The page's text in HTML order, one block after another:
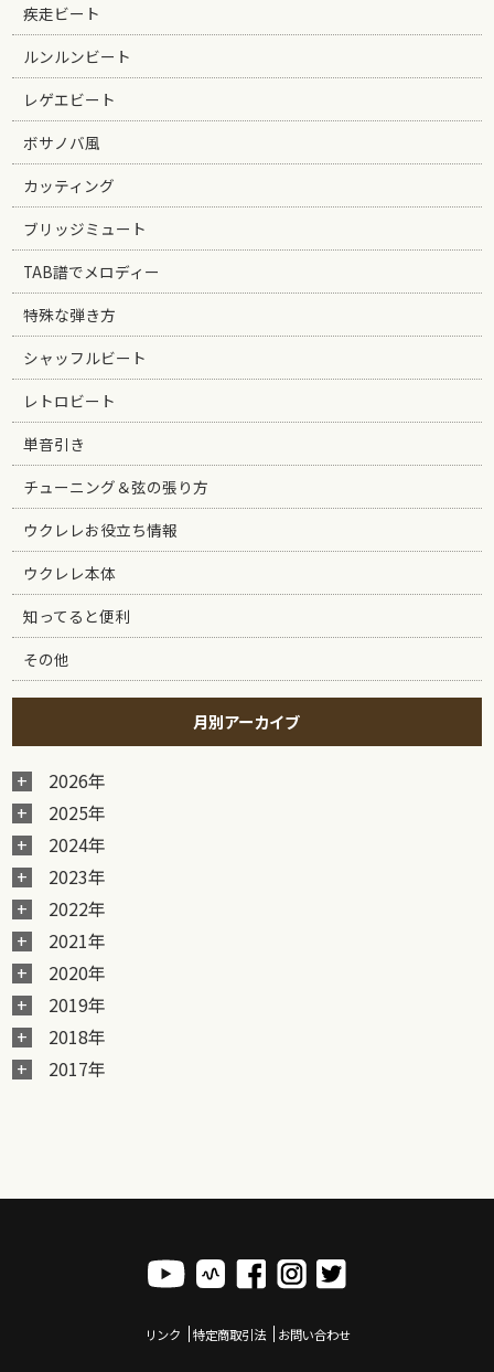
疾走ビート
ルンルンビート
レゲエビート
ボサノバ風
カッティング
ブリッジミュート
TAB譜でメロディー
特殊な弾き方
シャッフルビート
レトロビート
単音引き
チューニング＆弦の張り方
ウクレレお役立ち情報
ウクレレ本体
知ってると便利
その他
月別アーカイブ
2026年
2025年
2024年
2023年
2022年
2021年
2020年
2019年
2018年
2017年
リンク 特定商取引法 お問い合わせ